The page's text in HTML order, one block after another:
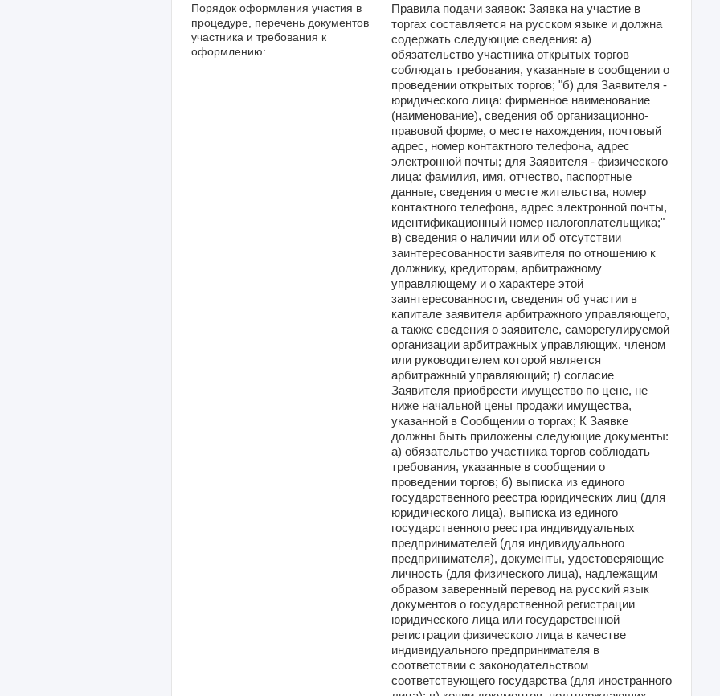
Порядок оформления участия в
процедуре, перечень документов
участника и требования к
оформлению:
Правила подачи заявок: Заявка на участие в
торгах составляется на русском языке и должна
содержать следующие сведения: а)
обязательство участника открытых торгов
соблюдать требования, указанные в сообщении о
проведении открытых торгов; "б) для Заявителя -
юридического лица: фирменное наименование
(наименование), сведения об организационно-
правовой форме, о месте нахождения, почтовый
адрес, номер контактного телефона, адрес
электронной почты; для Заявителя - физического
лица: фамилия, имя, отчество, паспортные
данные, сведения о месте жительства, номер
контактного телефона, адрес электронной почты,
идентификационный номер налогоплательщика;"
в) сведения о наличии или об отсутствии
заинтересованности заявителя по отношению к
должнику, кредиторам, арбитражному
управляющему и о характере этой
заинтересованности, сведения об участии в
капитале заявителя арбитражного управляющего,
а также сведения о заявителе, саморегулируемой
организации арбитражных управляющих, членом
или руководителем которой является
арбитражный управляющий; г) согласие
Заявителя приобрести имущество по цене, не
ниже начальной цены продажи имущества,
указанной в Сообщении о торгах; К Заявке
должны быть приложены следующие документы:
а) обязательство участника торгов соблюдать
требования, указанные в сообщении о
проведении торгов; б) выписка из единого
государственного реестра юридических лиц (для
юридического лица), выписка из единого
государственного реестра индивидуальных
предпринимателей (для индивидуального
предпринимателя), документы, удостоверяющие
личность (для физического лица), надлежащим
образом заверенный перевод на русский язык
документов о государственной регистрации
юридического лица или государственной
регистрации физического лица в качестве
индивидуального предпринимателя в
соответствии с законодательством
соответствующего государства (для иностранного